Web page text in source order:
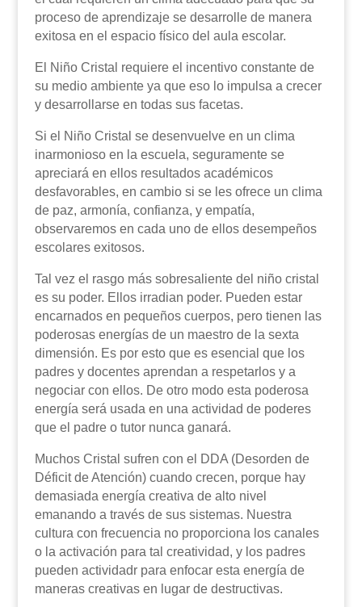
proceso de aprendizaje se desarrolle de manera
exitosa en el espacio físico del aula escolar.
El Niño Cristal requiere el incentivo constante de
su medio ambiente ya que eso lo impulsa a crecer
y desarrollarse en todas sus facetas.
Si el Niño Cristal se desenvuelve en un clima
inarmonioso en la escuela, seguramente se
apreciará en ellos resultados académicos
desfavorables, en cambio si se les ofrece un clima
de paz, armonía, confianza, y empatía,
observaremos en cada uno de ellos desempeños
escolares exitosos.
Tal vez el rasgo más sobresaliente del niño cristal
es su poder. Ellos irradian poder. Pueden estar
encarnados en pequeños cuerpos, pero tienen las
poderosas energías de un maestro de la sexta
dimensión. Es por esto que es esencial que los
padres y docentes aprendan a respetarlos y a
negociar con ellos. De otro modo esta poderosa
energía será usada en una actividad de poderes
que el padre o tutor nunca ganará.
Muchos Cristal sufren con el DDA (Desorden de
Déficit de Atención) cuando crecen, porque hay
demasiada energía creativa de alto nivel
emanando a través de sus sistemas. Nuestra
cultura con frecuencia no proporciona los canales
o la activación para tal creatividad, y los padres
pueden actividadr para enfocar esta energía de
maneras creativas en lugar de destructivas.